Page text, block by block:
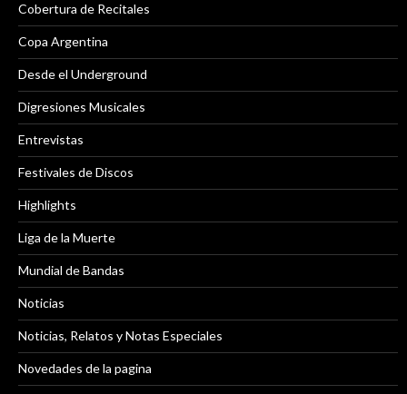
Cobertura de Recitales
Copa Argentina
Desde el Underground
Digresiones Musicales
Entrevistas
Festivales de Discos
Highlights
Liga de la Muerte
Mundial de Bandas
Noticias
Noticias, Relatos y Notas Especiales
Novedades de la pagina